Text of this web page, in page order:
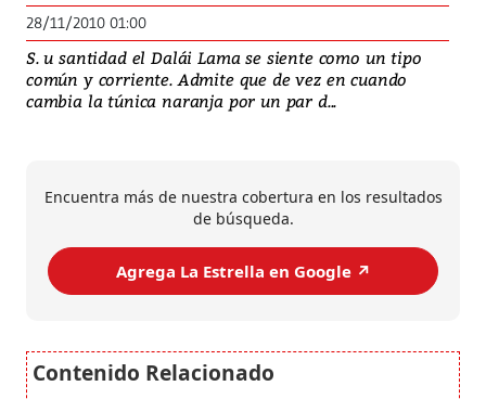
28/11/2010 01:00
S. u santidad el Dalái Lama se siente como un tipo
común y corriente. Admite que de vez en cuando
cambia la túnica naranja por un par d...
Encuentra más de nuestra cobertura en los resultados
de búsqueda.
Agrega La Estrella en Google ↗️